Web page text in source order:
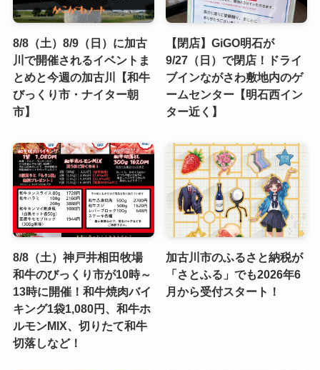
8/8（土）8/9（日）に加古
川で開催されるイベントま
とめと今週の加古川【和牛
びっくり市・ナイター朝
市】
【閉店】GiGO明石が
9/27（日）で閉店！ドライ
ブインながさわ敷地内のゲ
ームセンター【明石西イン
ター近く】
8/8（土）神戸井相田牧場
和牛のびっくり市が10時～
13時に開催！和牛焼肉バイ
キング1袋1,080円、和牛ホ
ルモンMIX、切りたて和牛
切落しなど！
加古川市のふるさと納税が
「さとふる」でも2026年6
月から受付スタート！